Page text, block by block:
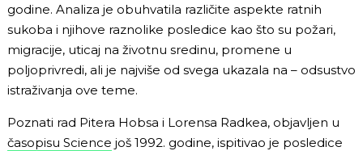
godine. Analiza je obuhvatila različite aspekte ratnih
sukoba i njihove raznolike posledice kao što su požari,
migracije, uticaj na životnu sredinu, promene u
poljoprivredi, ali je najviše od svega ukazala na – odsustvo
istraživanja ove teme.
Poznati rad Pitera Hobsa i Lorensa Radkea, objavljen u
časopisu Science još 1992. godine, ispitivao je posledice